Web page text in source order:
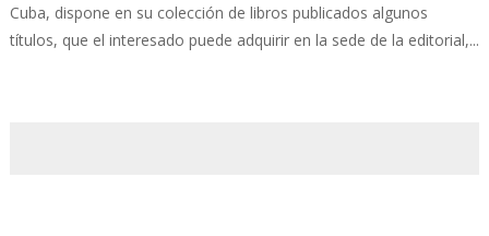
Cuba, dispone en su colección de libros publicados algunos
títulos, que el interesado puede adquirir en la sede de la editorial,...